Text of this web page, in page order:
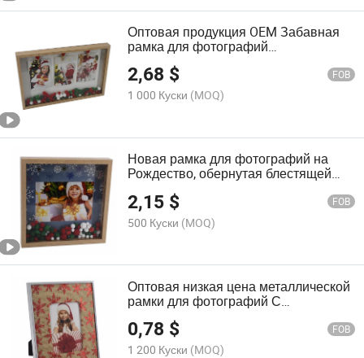
Оптовая продукция OEM Забавная
рамка для фотографий
Рождественский Санта Коллаж Клип
Рамка для фотографий
2,68 $ FOB
1 000 Куски (MOQ)
Новая рамка для фотографий на
Рождество, обернутая блестящей
2,15 $ FOB
500 Куски (MOQ)
Оптовая низкая цена металлической
рамки для фотографий С
Рождеством
0,78 $ FOB
1 200 Куски (MOQ)